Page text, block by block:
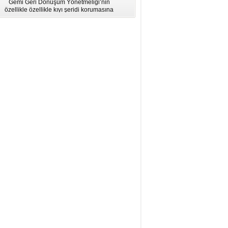
Gemi Geri Dönüşüm Yönetmeliği’nin
özellikle özellikle kıyı şeridi korumasına
ilişkin hükümlere uymadığı için AB